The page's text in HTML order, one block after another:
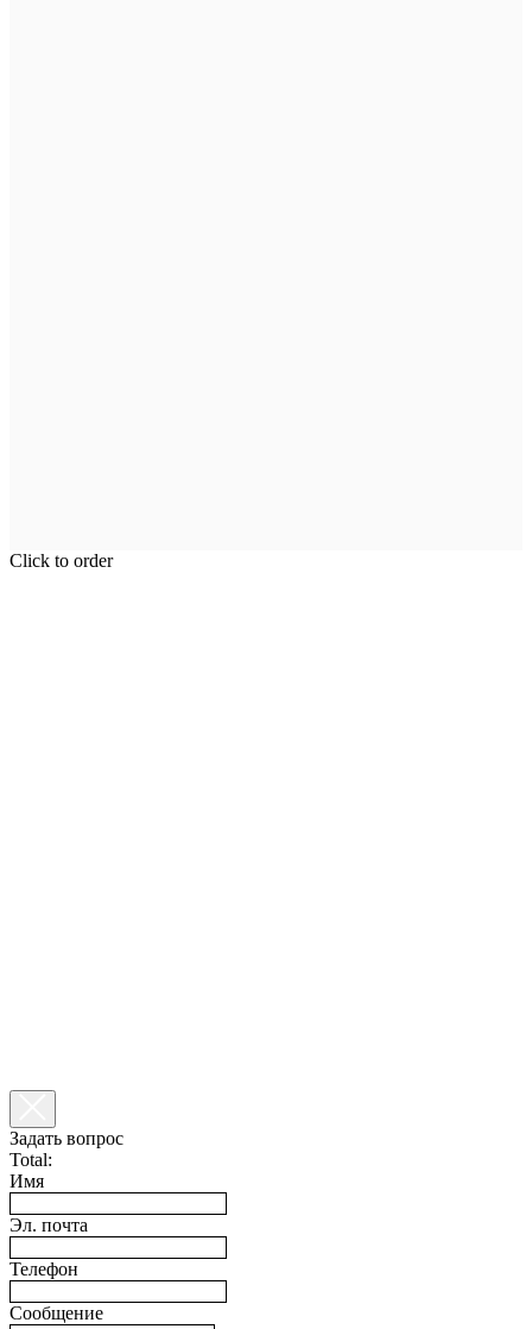
Click to order
Задать вопрос
Total:
Имя
Эл. почта
Телефон
Сообщение